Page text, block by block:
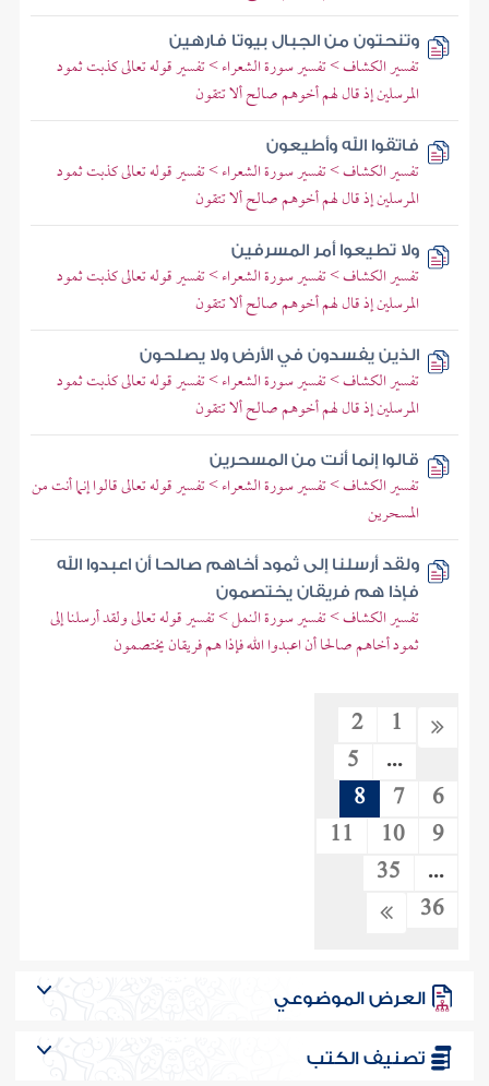
وتنحتون من الجبال بيوتا فارهين
تفسير الكشاف > تفسير سورة الشعراء > تفسير قوله تعالى كذبت ثمود
المرسلين إذ قال لهم أخوهم صالح ألا تتقون
فاتقوا الله وأطيعون
تفسير الكشاف > تفسير سورة الشعراء > تفسير قوله تعالى كذبت ثمود
المرسلين إذ قال لهم أخوهم صالح ألا تتقون
ولا تطيعوا أمر المسرفين
تفسير الكشاف > تفسير سورة الشعراء > تفسير قوله تعالى كذبت ثمود
المرسلين إذ قال لهم أخوهم صالح ألا تتقون
الذين يفسدون في الأرض ولا يصلحون
تفسير الكشاف > تفسير سورة الشعراء > تفسير قوله تعالى كذبت ثمود
المرسلين إذ قال لهم أخوهم صالح ألا تتقون
قالوا إنما أنت من المسحرين
تفسير الكشاف > تفسير سورة الشعراء > تفسير قوله تعالى قالوا إنما أنت من
المسحرين
ولقد أرسلنا إلى ثمود أخاهم صالحا أن اعبدوا الله
فإذا هم فريقان يختصمون
تفسير الكشاف > تفسير سورة النمل > تفسير قوله تعالى ولقد أرسلنا إلى
ثمود أخاهم صالحا أن اعبدوا الله فإذا هم فريقان يختصمون
1
2
...
5
6
7
8
9
10
11
...
35
36
العرض الموضوعي
تصنيف الكتب